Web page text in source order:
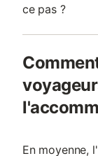
ce pas ?
En moyenne,